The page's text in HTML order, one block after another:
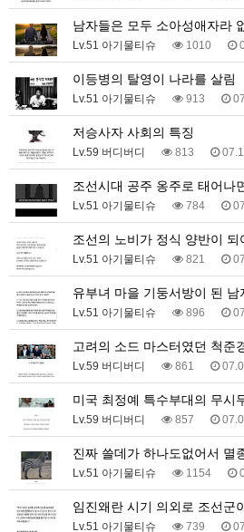
남자들은 모두 소아성애자라
Lv.51 아기물티슈 1010
이등병의 탈영이 나라를 살림
Lv.51 아기물티슈 913
저승사자 사회의 특징
Lv.59 버디버디 813
조선시대 공주 옹주로 태어나
Lv.51 아기물티슈 784
조선의 노비가 정식 양반이 되
Lv.51 아기물티슈 821
유부녀 마을 기둥서방이 된 남
Lv.51 아기물티슈 896
고려의 소드 마스터였던 척준
Lv.59 버디버디 861
미국 최정예 특수부대의 무시
Lv.59 버디버디 857
진짜 쓸데가 하나도없어서 멸
Lv.51 아기물티슈 1154
임진왜란 시기 의외로 조선군
Lv.51 아기물티슈 739